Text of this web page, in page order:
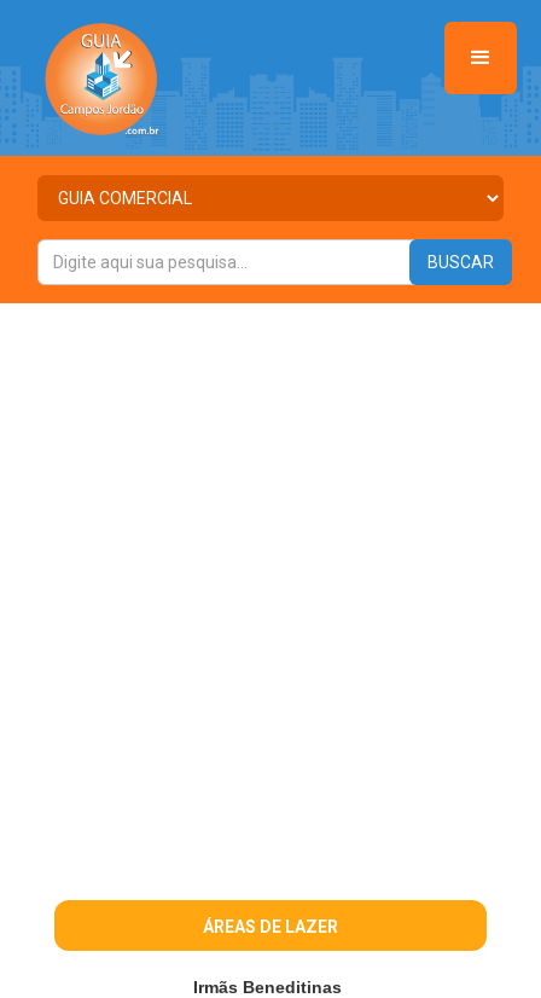
ÁREAS DE LAZER
Irmãs Beneditinas